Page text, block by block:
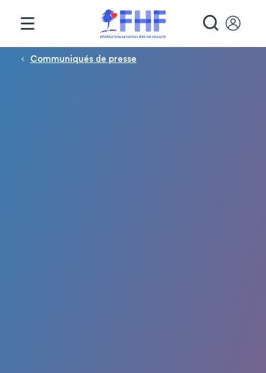
Fil d'Ariane
Communiqués de presse
Panneau de gestion des cookies